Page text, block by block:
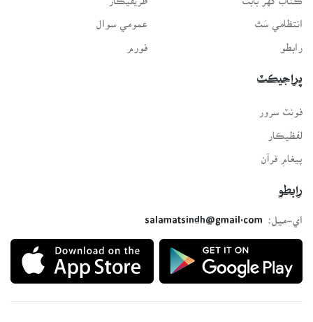
انتظامي سَٿ
رابطو
عمومي سوال
فورم
پراجيڪٽ
فونٽ سرور
لفظيڪار
پيغامِ قرآن
رابطو
اي-ميل:
salamatsindh@gmail.com